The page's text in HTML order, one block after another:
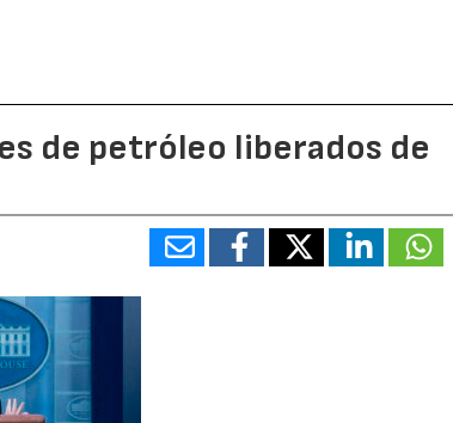
de petróleo liberados de